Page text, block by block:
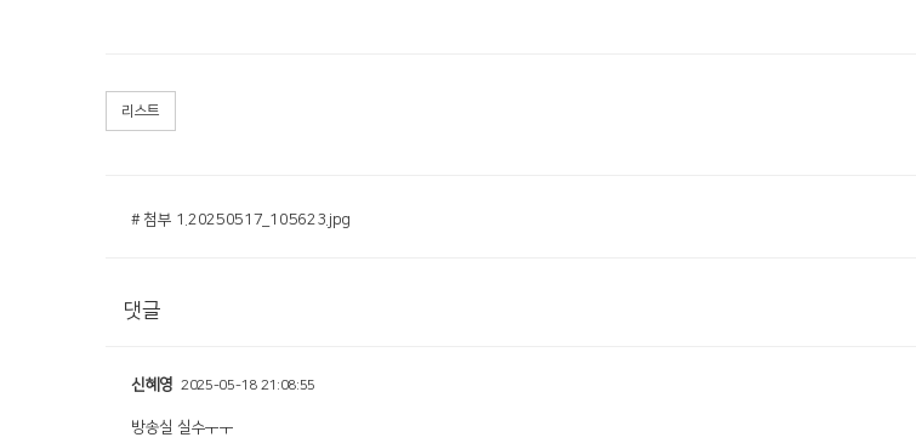
리스트
# 첨부 1.20250517_105623.jpg
댓글
신혜영 2025-05-18 21:08:55
방송실 실수ㅜㅜ